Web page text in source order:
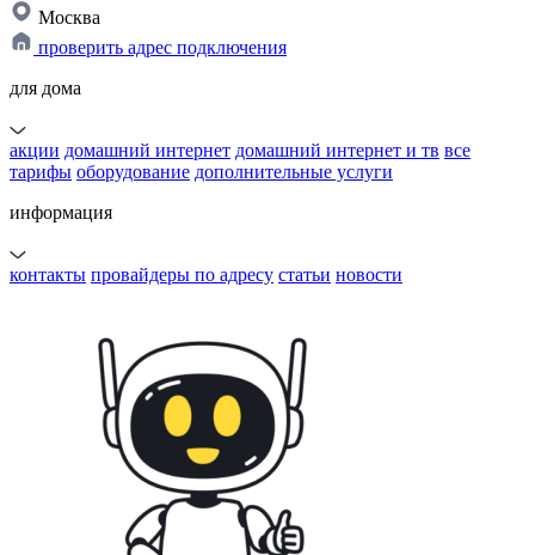
Москва
проверить адрес подключения
для дома
акции домашний интернет домашний интернет и тв все
тарифы оборудование дополнительные услуги
информация
контакты провайдеры по адресу статьи новости